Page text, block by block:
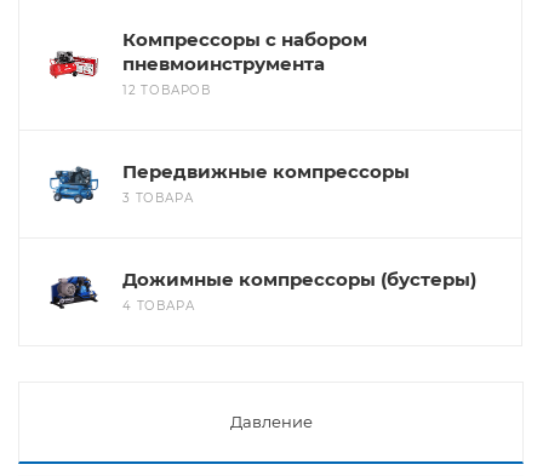
Компрессоры с набором
пневмоинструмента
12 ТОВАРОВ
Передвижные компрессоры
3 ТОВАРА
Дожимные компрессоры (бустеры)
4 ТОВАРА
Давление